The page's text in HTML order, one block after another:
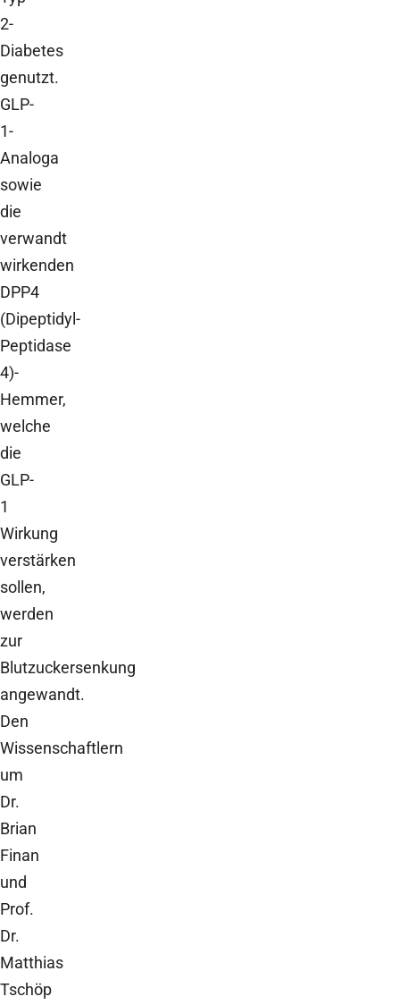
2-
Diabetes
genutzt.
GLP-
1-
Analoga
sowie
die
verwandt
wirkenden
DPP4
(Dipeptidyl-
Peptidase
4)-
Hemmer,
welche
die
GLP-
1
Wirkung
verstärken
sollen,
werden
zur
Blutzuckersenkung
angewandt.
Den
Wissenschaftlern
um
Dr.
Brian
Finan
und
Prof.
Dr.
Matthias
Tschöp